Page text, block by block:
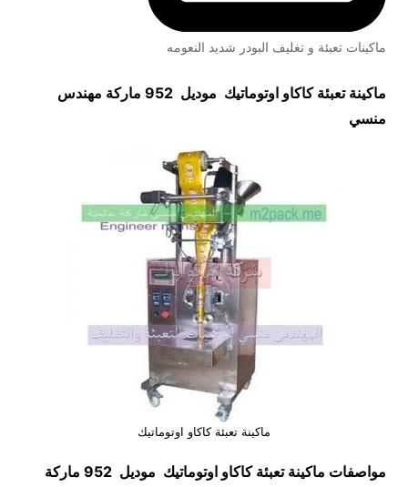
ماكينات تعبئة و تغليف البودر شديد النعومه
ماكينة تعبئة كاكاو اوتوماتيك موديل 952 ماركة مهندس
منسي
ماكينة تعبئة كاكاو اوتوماتيك
مواصفات ماكينة تعبئة كاكاو اوتوماتيك
موديل 952 ماركة